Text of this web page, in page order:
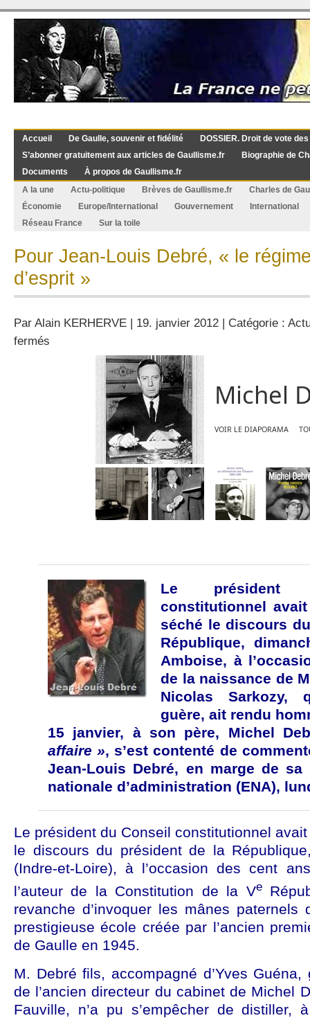
Accueil De Gaulle, souvenir et fidélité
DOSSIER. Droit de vote
S’abonner gratuitement aux articles de Gaullisme.fr
Biographie de
Documents
À propos de Gaullisme.fr
A la une
Actu-politique Brèves de Gaullisme.fr
Charles de
Économie
Europe/International Gouvernement
International
Réseau France
Sur la toile
Pour Jean-Louis Debré, « le
d’esprit »
Par Alain KERHERVE | 19. janvier 2012 | Catégorie :
fermés
Michel
VOIR LE DIAPORAMA
Le président
constitutionnel
séché le discours
République,
Amboise, à
de la naissance de
Nicolas Sarkozy,
guère, ait rendu
15 janvier, à son père, Michel
affaire », s’est contenté de
Jean-Louis Debré, en marge de sa
nationale d’administration (ENA),
Le président du Conseil constitutionnel
le discours du président de la
(Indre-et-Loire), à l’occasion des cent
l’auteur de la Constitution de la Ve
revanche d’invoquer les mânes
prestigieuse école créée par l’ancien
de Gaulle en 1945.
M. Debré fils, accompagné d’Yves
de l’ancien directeur du cabinet de Michel
Fauville, n’a pu s’empêcher de distiller,